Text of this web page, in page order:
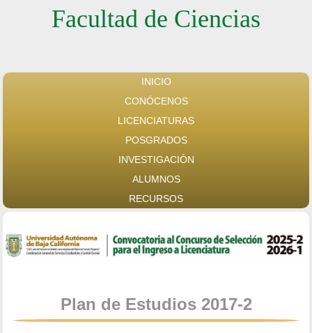
Facultad de Ciencias
INICIO
CONÓCENOS
LICENCIATURAS
POSGRADOS
INVESTIGACIÓN
ALUMNOS
RECURSOS
Plan de Estudios 2017-2